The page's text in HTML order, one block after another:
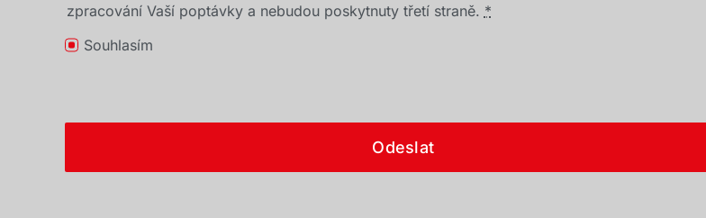
zpracování Vaší poptávky a nebudou poskytnuty třetí straně. *
Souhlasím
Odeslat